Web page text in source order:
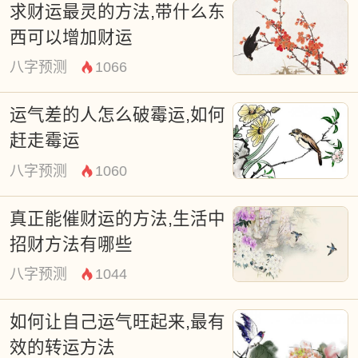
求财运最灵的方法,带什么东
西可以增加财运
八字预测 1066
运气差的人怎么破霉运,如何
赶走霉运
八字预测 1060
真正能催财运的方法,生活中
招财方法有哪些
八字预测 1044
如何让自己运气旺起来,最有
效的转运方法